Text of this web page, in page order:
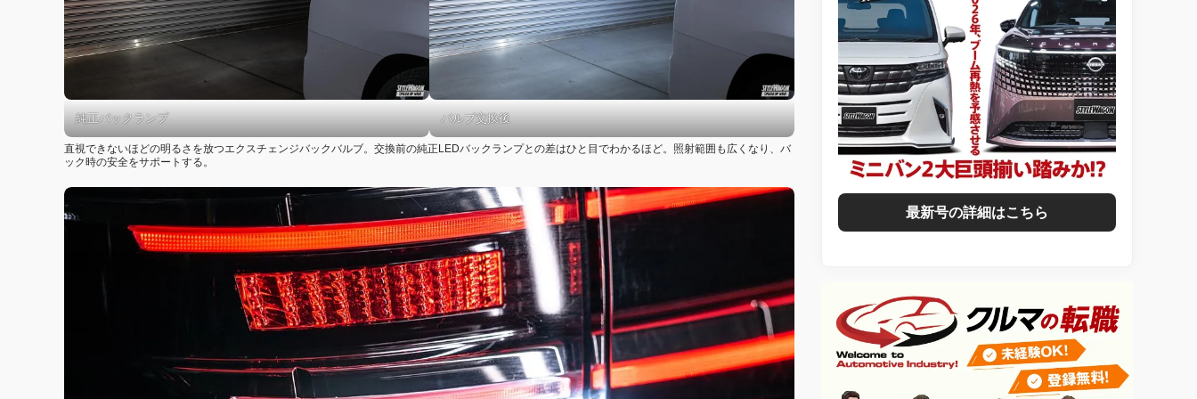
純正バックランプ バルブ交換後
直視できないほどの明るさを放つエクスチェンジバックバルブ。交換前の純正LEDバックランプとの差はひと目でわかるほど。照射範囲も広くなり、バ
ック時の安全をサポートする。
最新号の詳細はこちら